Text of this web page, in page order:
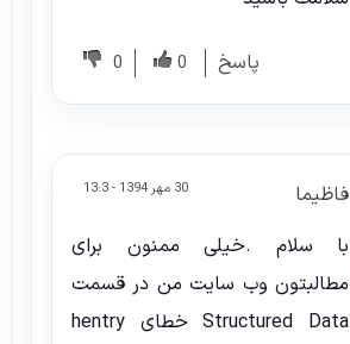
پاسخ 0
0
30 مهر 1394 - 13:3
فاظیما
با سلام .خیلی ممنون برای
مطالبتون وب سایت من در قسمت
Structured Data خطای hentry